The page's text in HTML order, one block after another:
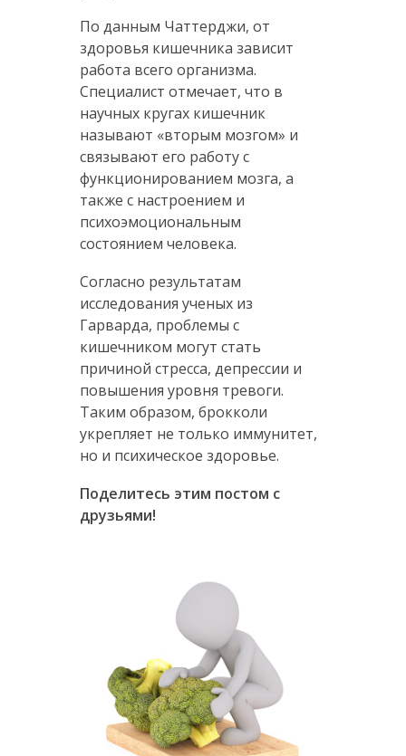
По данным Чаттерджи, от
здоровья кишечника зависит
работа всего организма.
Специалист отмечает, что в
научных кругах кишечник
называют «вторым мозгом» и
связывают его работу с
функционированием мозга, а
также с настроением и
психоэмоциональным
состоянием человека.
Согласно результатам
исследования ученых из
Гарварда, проблемы с
кишечником могут стать
причиной стресса, депрессии и
повышения уровня тревоги.
Таким образом, брокколи
укрепляет не только иммунитет,
но и психическое здоровье.
Поделитесь этим постом с
друзьями!